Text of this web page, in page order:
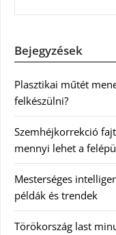
Bejegyzések
Plasztikai műtét
felkészülni?
Szemhéjkorrekció
mennyi lehet a
Mesterséges
példák és trendek
Törökország last